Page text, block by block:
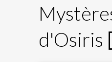
d'Osiris